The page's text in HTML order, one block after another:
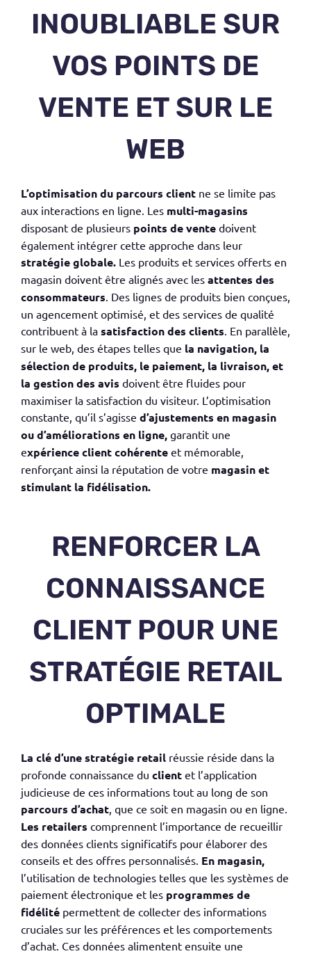
INOUBLIABLE SUR
VOS POINTS DE
VENTE ET SUR LE
WEB
L’optimisation du parcours client ne se limite pas
aux interactions en ligne. Les multi-magasins
disposant de plusieurs points de vente doivent
également intégrer cette approche dans leur
stratégie globale. Les produits et services offerts en
magasin doivent être alignés avec les attentes des
consommateurs. Des lignes de produits bien conçues,
un agencement optimisé, et des services de qualité
contribuent à la satisfaction des clients. En parallèle,
sur le web, des étapes telles que la navigation, la
sélection de produits, le paiement, la livraison, et
la gestion des avis doivent être fluides pour
maximiser la satisfaction du visiteur. L’optimisation
constante, qu’il s’agisse d’ajustements en magasin
ou d’améliorations en ligne, garantit une
expérience clientcohérente et mémorable,
renforçant ainsi la réputation de votre magasinet
stimulant la fidélisation.
RENFORCER LA
CONNAISSANCE
CLIENT POUR UNE
STRATÉGIE RETAIL
OPTIMALE
La clé d’une stratégie retail réussie réside dans la
profonde connaissance du client et l’application
judicieuse de ces informations tout au long de son
parcours d’achat, que ce soit en magasin ou en ligne.
Les retailers comprennent l’importance de recueillir
des données clients significatifs pour élaborer des
conseils et des offres personnalisés. En magasin,
l’utilisation de technologies telles que les systèmes de
paiement électronique et les programmes de
fidélité permettent de collecter des informations
cruciales sur les préférences et les comportements
d’achat. Ces données alimentent ensuite une